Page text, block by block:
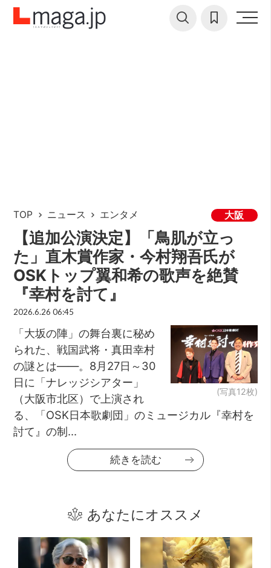
TOP ニュース エンタメ 大阪
【追加公演決定】「鳥肌が立っ
た」直木賞作家・今村翔吾氏が
OSKトップ翼和希の歌声を絶賛
『幸村を討て』
2026.6.26 06:45
(写真12枚)
「大坂の陣」の舞台裏に秘め
られた、戦国武将・真田幸村
の謎とは――。8月27日～30
日に「ナレッジシアター」
（大阪市北区）で上演され
る、「OSK日本歌劇団」のミュージカル『幸村を
討て』の制...
続きを読む
あなたにオススメ